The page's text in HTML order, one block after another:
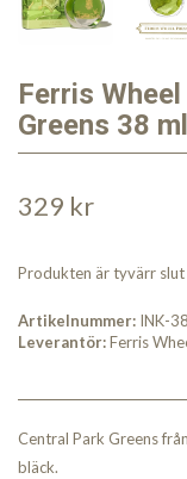
Ferris
Greens 38 ml
329 kr
Produkten är tyvärr slut
Artikelnummer: INK-
Leverantör:Ferris
Central Park Greens
bläck.